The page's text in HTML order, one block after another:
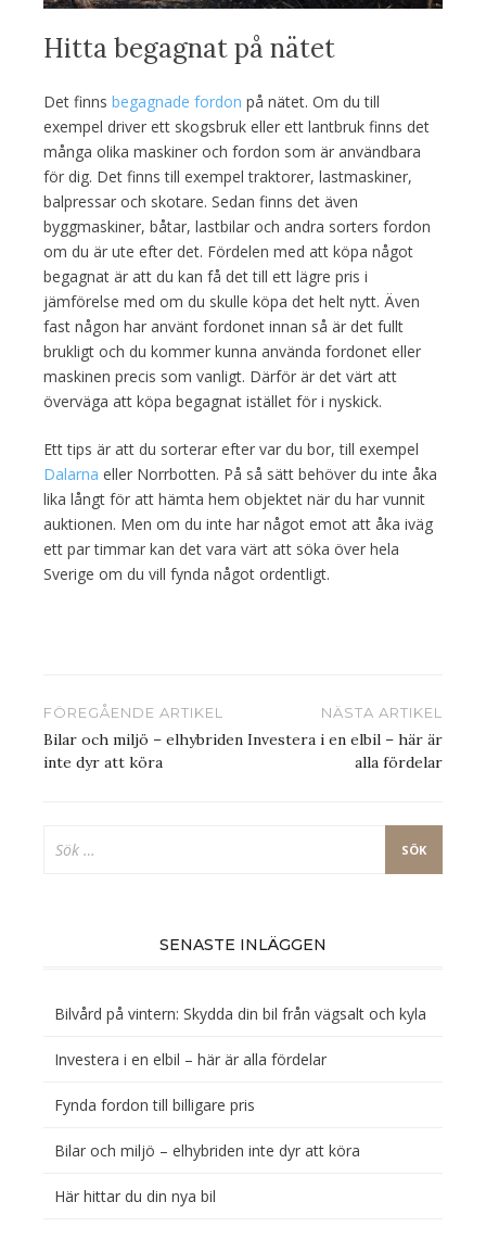
Hitta begagnat på nätet
Det finns begagnade fordon på nätet. Om du till
exempel driver ett skogsbruk eller ett lantbruk finns det
många olika maskiner och fordon som är användbara
för dig. Det finns till exempel traktorer, lastmaskiner,
balpressar och skotare. Sedan finns det även
byggmaskiner, båtar, lastbilar och andra sorters fordon
om du är ute efter det. Fördelen med att köpa något
begagnat är att du kan få det till ett lägre pris i
jämförelse med om du skulle köpa det helt nytt. Även
fast någon har använt fordonet innan så är det fullt
brukligt och du kommer kunna använda fordonet eller
maskinen precis som vanligt. Därför är det värt att
överväga att köpa begagnat istället för i nyskick.
Ett tips är att du sorterar efter var du bor, till exempel
Dalarna eller Norrbotten. På så sätt behöver du inte åka
lika långt för att hämta hem objektet när du har vunnit
auktionen. Men om du inte har något emot att åka iväg
ett par timmar kan det vara värt att söka över hela
Sverige om du vill fynda något ordentligt.
Inläggsnavigering
FÖREGÅENDE ARTIKEL
Bilar och miljö – elhybriden
inte dyr att köra
NÄSTA ARTIKEL
Investera i en elbil – här är
alla fördelar
efter:
SENASTE INLÄGGEN
Bilvård på vintern: Skydda din bil från vägsalt och kyla
Investera i en elbil – här är alla fördelar
Fynda fordon till billigare pris
Bilar och miljö – elhybriden inte dyr att köra
Här hittar du din nya bil